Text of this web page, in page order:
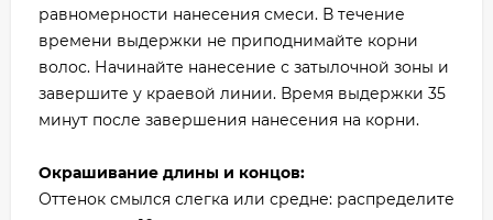
равномерности нанесения смеси. В течение
времени выдержки не приподнимайте корни
волос. Начинайте нанесение с затылочной зоны и
завершите у краевой линии. Время выдержки 35
минут после завершения нанесения на корни.
Окрашивание длины и концов:
Оттенок смылся слегка или средне: распределите